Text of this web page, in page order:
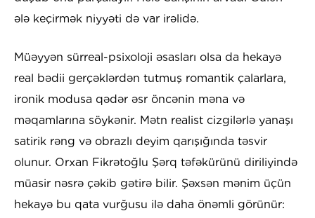
ələ keçirmək niyyəti də var irəlidə.
Müəyyən sürreal-psixoloji əsasları olsa da hekayə
real bədii gerçəklərdən tutmuş romantik çalarlara,
ironik modusa qədər əsr öncənin məna və
məqamlarına söykənir. Mətn realist cizgilərlə yanaşı
satirik rəng və obrazlı deyim qarışığında təsvir
olunur. Orxan Fikrətoğlu Şərq təfəkürünü diriliyində
müasir nəsrə çəkib gətirə bilir. Şəxsən mənim üçün
hekayə bu qata vurğusu ilə daha önəmli görünür: